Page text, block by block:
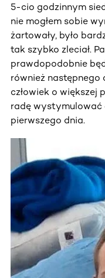
5-cio godzinnym
nie mogłem sobie
żartowały, było
tak szybko zleciał.
prawdopodobnie
również następnego
człowiek o większej
radę wystymulować
pierwszego dnia.